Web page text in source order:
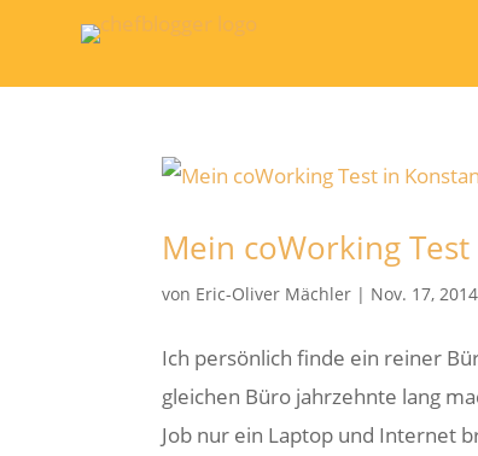
Mein coWorking
von Eric-Oliver Mächler | Nov. 17, 2014
Ich persönlich finde ein reiner
gleichen Büro jahrzehnte lang
Job nur ein Laptop und Internet